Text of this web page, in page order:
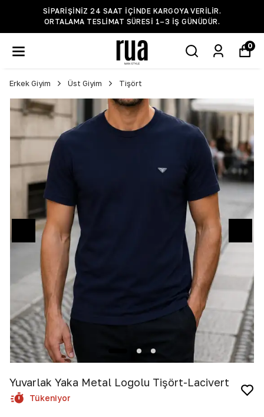
SIPARIŞINIZ 24 SAAT IÇINDE KARGOYA VERILIR.
ORTALAMA TESLIMAT SÜRESI 1–3 IŞ GÜNÜDÜR.
0
Erkek Giyim Üst Giyim Tişört
Yuvarlak Yaka Metal Logolu Tişört-Lacivert
Tükeniyor